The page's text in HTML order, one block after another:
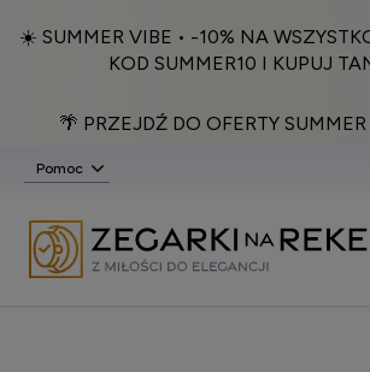
☀️ SUMMER VIBE • -10% NA
KOD SUMMER10 I KUPUJ
🌴 PRZEJDŹ DO OFERTY
Pomoc